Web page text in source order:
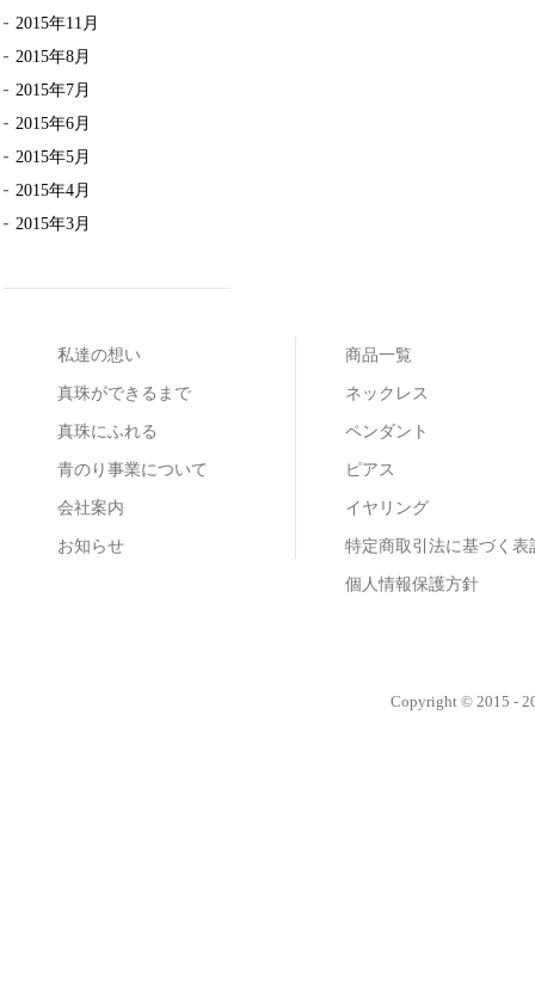
2015年11月
2015年8月
2015年7月
2015年6月
2015年5月
2015年4月
2015年3月
私達の想い
真珠ができるまで
真珠にふれる
青のり事業について
会社案内
お知らせ
商品一覧
ネックレス
ペンダント
ピアス
イヤリング
特定商取引法に基づく表
個人情報保護方針
Copyright © 2015 -